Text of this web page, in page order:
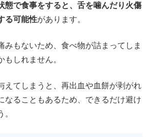
態で食事をすると、舌を噛んだり火傷
る可能性があります。
みもないため、食べ物が詰まってしま
もしれません。
えてしまうと、再出血や血餅が剥がれ
なることもあるため、できるだけ避け